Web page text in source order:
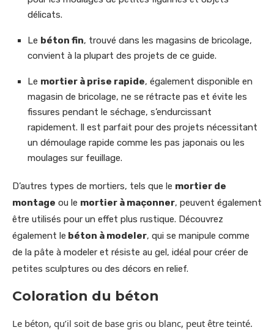
délicats.
Le béton fin, trouvé dans les magasins de bricolage,
convient à la plupart des projets de ce guide.
Le mortier à prise rapide, également disponible en
magasin de bricolage, ne se rétracte pas et évite les
fissures pendant le séchage, s’endurcissant
rapidement. Il est parfait pour des projets nécessitant
un démoulage rapide comme les pas japonais ou les
moulages sur feuillage.
D’autres types de mortiers, tels que le mortier de
montage ou le mortier à maçonner, peuvent également
être utilisés pour un effet plus rustique. Découvrez
également le béton à modeler, qui se manipule comme
de la pâte à modeler et résiste au gel, idéal pour créer de
petites sculptures ou des décors en relief.
Coloration du béton
Le béton, qu’il soit de base gris ou blanc, peut être teinté.